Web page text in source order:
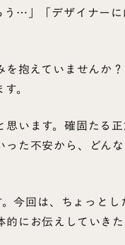
う…」「デザイナー
抱えていませんか
。
います。確固たる
た不安から、どん
今回は、ちょっと
にお伝えしていきた